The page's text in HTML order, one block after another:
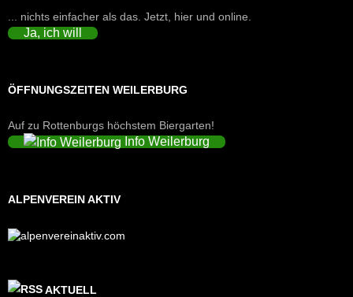
... nichts einfacher als das. Jetzt, hier und online.
Ja, ich will
ÖFFNUNGSZEITEN WEILERBURG
Auf zu Rottenburgs höchstem Biergarten!
Info Weilerburg
ALPENVEREIN AKTIV
AKTUELL